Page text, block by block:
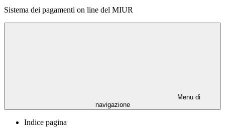
Sistema dei pagamenti on line del MIUR
Menu di
navigazione
Indice pagina